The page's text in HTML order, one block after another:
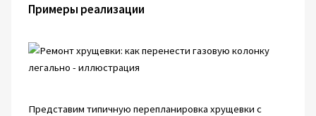
Примеры реализации
Представим типичную перепланировка хрущевки с